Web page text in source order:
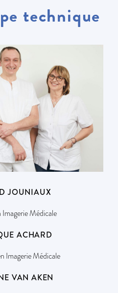
technique
JOUNIAUX
Imagerie Médicale
ACHARD
Imagerie Médicale
VAN AKEN